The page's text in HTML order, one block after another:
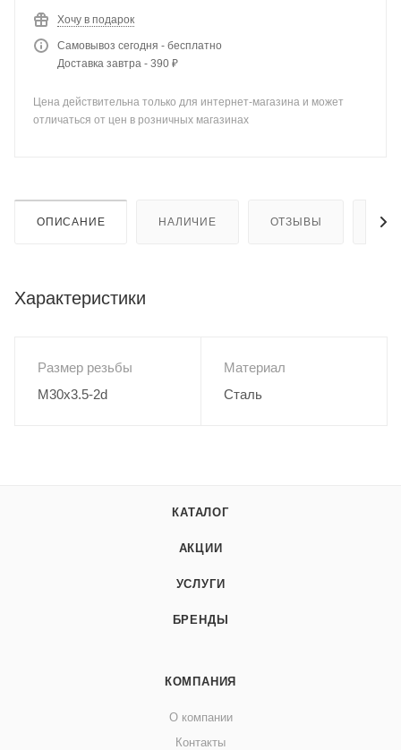
Хочу в подарок
Самовывоз сегодня - бесплатно
Доставка завтра - 390 ₽
Цена действительна только для интернет-магазина и может
отличаться от цен в розничных магазинах
ОПИСАНИЕ НАЛИЧИЕ ОТЗЫВЫ
Характеристики
Размер резьбы
M30x3.5-2d
Материал
Сталь
КАТАЛОГ
АКЦИИ
УСЛУГИ
БРЕНДЫ
КОМПАНИЯ
О компании
Контакты